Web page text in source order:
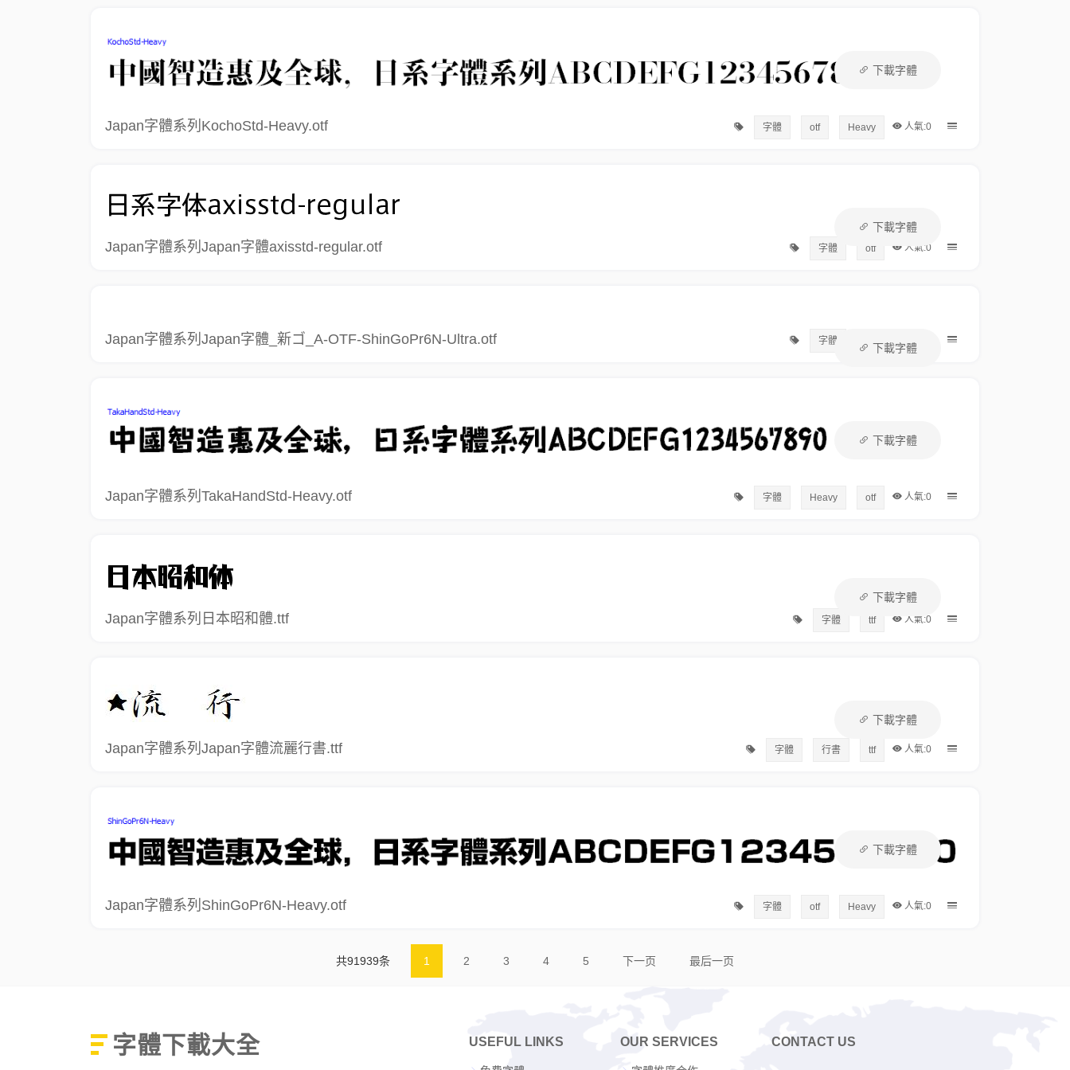
下載字體
Japan字體系列KochoStd-Heavy.otf 人氣:0
字體 otf Heavy
下載字體
Japan字體系列Japan字體axisstd-regular.otf 人氣:0
字體 otf
下載字體
Japan字體系列Japan字體_新ゴ_A-OTF-ShinGoPr6N-Ultra.otf 人氣:0
字體 otf
下載字體
Japan字體系列TakaHandStd-Heavy.otf 人氣:0
字體 Heavy otf
下載字體
Japan字體系列日本昭和體.ttf 人氣:0
字體 ttf
下載字體
Japan字體系列Japan字體流麗行書.ttf 人氣:0
字體 行書 ttf
下載字體
Japan字體系列ShinGoPr6N-Heavy.otf 人氣:0
字體 otf Heavy
共91939条 1 2 3 4 5 下一页 最后一页
字體下載大全 USEFUL LINKS OUR SERVICES CONTACT US